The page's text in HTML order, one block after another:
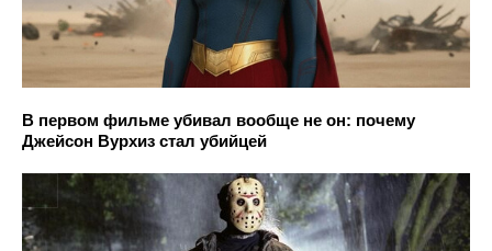
В первом фильме убивал вообще не он: почему
Джейсон Вурхиз стал убийцей